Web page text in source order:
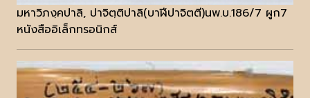
มหาวิภงฺคปาลิ, ปาจิตฺติปาลิ(บาฬีปาจิตตี)นพ.บ.186/7 ผูก7
หนังสืออิเล็กทรอนิกส์